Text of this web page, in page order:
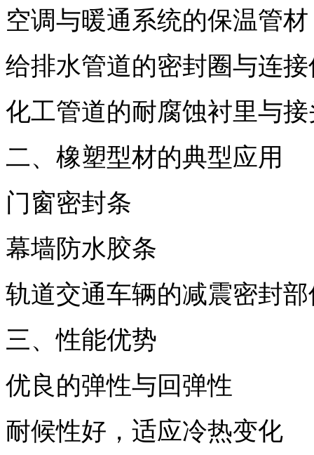
空调与暖通系统的保温管材
给排水管道的密封圈与连接
化工管道的耐腐蚀衬里与接
二、橡塑型材的典型应用
门窗密封条
幕墙防水胶条
轨道交通车辆的减震密封部
三、性能优势
优良的弹性与回弹性
耐候性好，适应冷热变化